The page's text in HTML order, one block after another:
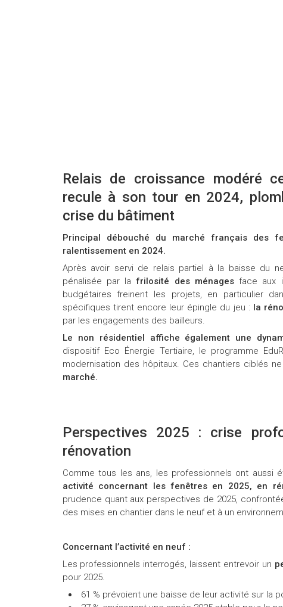
Relais de croissance modéré
recule à son tour en 2024,
crise du bâtiment
Principal débouché du marché français des
ralentissement en 2024.
Après avoir servi de relais partiel à la baisse du
pénalisée par la frilosité des ménagesface aux
budgétaires freinent les projets, en particulier
spécifiques tirent encore leur épingle du jeu : la
par les engagements des bailleurs.
Le non résidentiel affiche également une
dispositif Eco Énergie Tertiaire, le programme
modernisation des hôpitaux. Ces chantiers ciblés
marché.
Perspectives 2025 : crise
rénovation
Comme tous les ans, les professionnels ont aussi
activité concernant les fenêtres en 2025, en
prudence quant aux perspectives de 2025,
des mises en chantier dans le neuf et à un
Concernant l’activité en neuf :
Les professionnels interrogés, laissent entrevoir un
pour 2025.
61 % prévoient une baisse de leur activité sur la